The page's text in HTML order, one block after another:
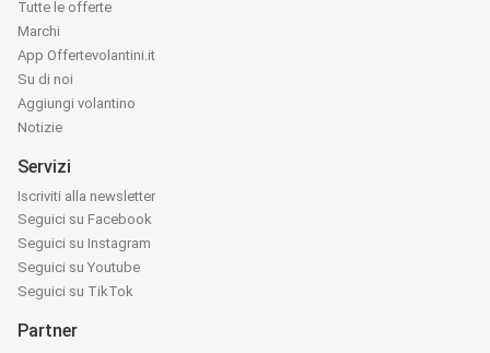
Tutte le offerte
Marchi
App Offertevolantini.it
Su di noi
Aggiungi volantino
Notizie
Servizi
Iscriviti alla newsletter
Seguici su Facebook
Seguici su Instagram
Seguici su Youtube
Seguici su TikTok
Partner